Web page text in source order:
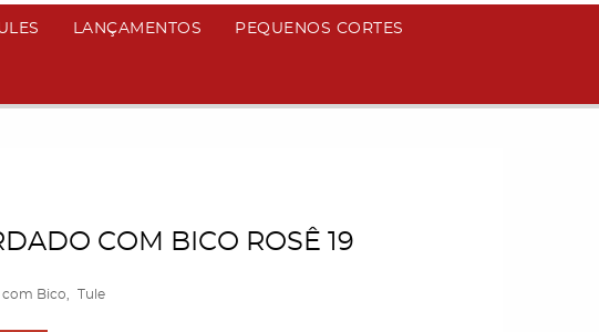
LANÇAMENTOS PEQUENOS CORTES
COM BICO ROSÊ 19
com Bico
Tule